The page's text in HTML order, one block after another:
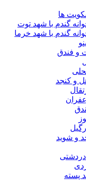
ها
گندم با شهد توت
گندم با شهد خرما
و فندق
و کنجد
و شوید